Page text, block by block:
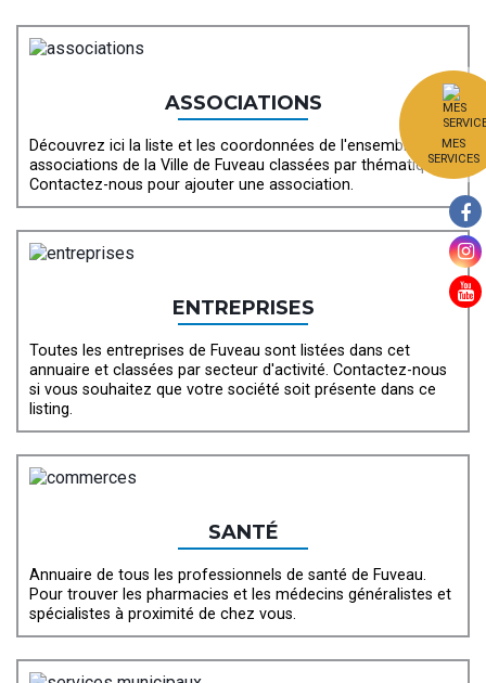
MES
SERVICES
ASSOCIATIONS
Découvrez ici la liste et les coordonnées de l'ensemble des
associations de la Ville de Fuveau classées par thématique.
Contactez-nous pour ajouter une association.
ENTREPRISES
Toutes les entreprises de Fuveau sont listées dans cet
annuaire et classées par secteur d'activité. Contactez-nous
si vous souhaitez que votre société soit présente dans ce
listing.
SANTÉ
Annuaire de tous les professionnels de santé de Fuveau.
Pour trouver les pharmacies et les médecins généralistes et
spécialistes à proximité de chez vous.